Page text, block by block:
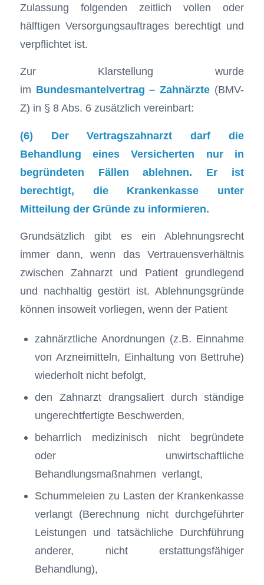
Zulassung folgenden zeitlich vollen oder
hälftigen Versorgungsauftrages berechtigt und
verpflichtet ist.
Zur Klarstellung wurde
im Bundesmantelvertrag – Zahnärzte (BMV-
Z) in § 8 Abs. 6 zusätzlich vereinbart:
(6) Der Vertragszahnarzt darf die
Behandlung eines Versicherten nur in
begründeten Fällen ablehnen. Er ist
berechtigt, die Krankenkasse unter
Mitteilung der Gründe zu informieren.
Grundsätzlich gibt es ein Ablehnungsrecht
immer dann, wenn das Vertrauensverhältnis
zwischen Zahnarzt und Patient grundlegend
und nachhaltig gestört ist. Ablehnungsgründe
können insoweit vorliegen, wenn der Patient
zahnärztliche Anordnungen (z.B. Einnahme
von Arzneimitteln, Einhaltung von Bettruhe)
wiederholt nicht befolgt,
den Zahnarzt drangsaliert durch ständige
ungerechtfertigte Beschwerden,
beharrlich medizinisch nicht begründete
oder unwirtschaftliche
Behandlungsmaßnahmen verlangt,
Schummeleien zu Lasten der Krankenkasse
verlangt (Berechnung nicht durchgeführter
Leistungen und tatsächliche Durchführung
anderer, nicht erstattungsfähiger
Behandlung),